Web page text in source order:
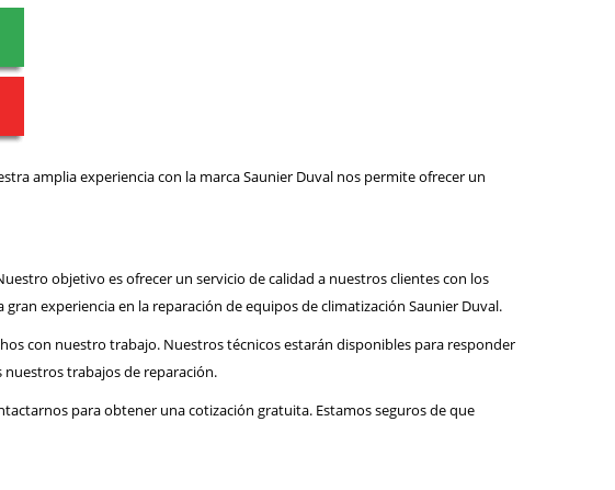
amplia experiencia con la marca Saunier Duval nos permite ofrecer un
objetivo es ofrecer un servicio de calidad a nuestros clientes con los
experiencia en la reparación de equipos de climatización Saunier Duval.
con nuestro trabajo. Nuestros técnicos estarán disponibles para responder
nuestros trabajos de reparación.
para obtener una cotización gratuita. Estamos seguros de que